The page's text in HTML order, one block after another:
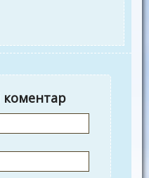
коментар